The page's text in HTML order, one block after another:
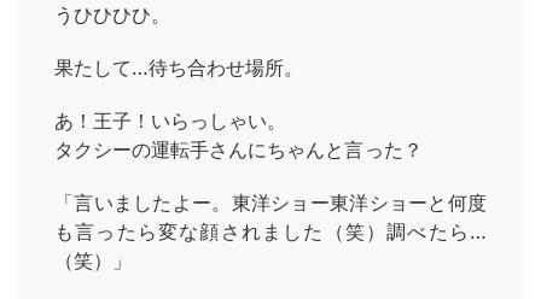
うひひひひ。
果たして…待ち合わせ場所。
あ！王子！いらっしゃい。
タクシーの運転手さんにちゃんと言った？
「言いましたよー。東洋ショー東洋ショーと何度
も言ったら変な顔されました（笑）調べたら…
（笑）」